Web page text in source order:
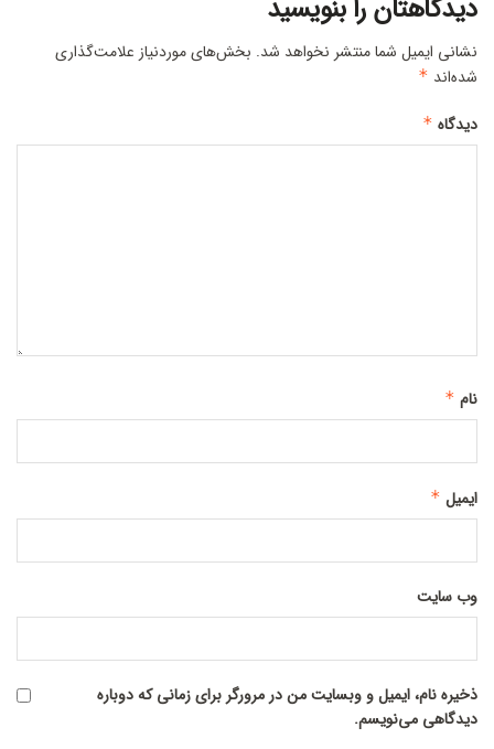
دیدگاهتان را بنویسید
نشانی ایمیل شما منتشر نخواهد شد. بخش‌های موردنیاز علامت‌گذاری
شده‌اند *
دیدگاه *
نام *
ایمیل *
وب‌ سایت
ذخیره نام، ایمیل و وبسایت من در مرورگر برای زمانی که دوباره
دیدگاهی می‌نویسم.